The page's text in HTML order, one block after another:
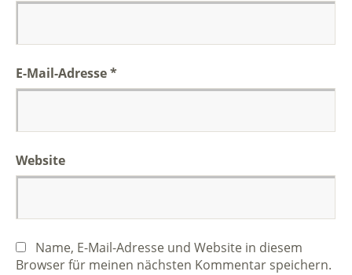
E-Mail-Adresse*
Website
Name, E-Mail-Adresse und Website in diesem
Browser für meinen nächsten Kommentar speichern.